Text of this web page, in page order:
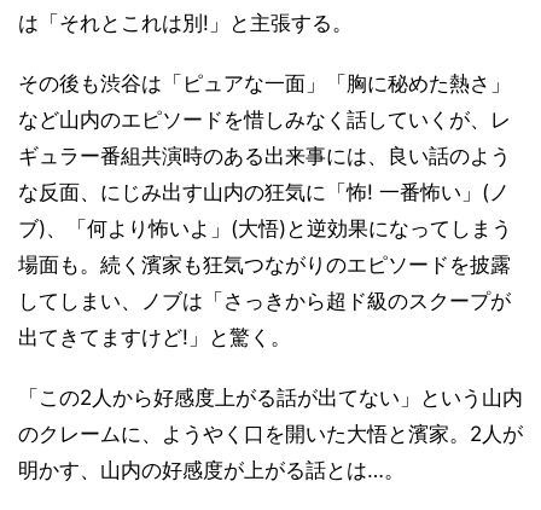
は「それとこれは別!」と主張する。
その後も渋谷は「ピュアな一面」「胸に秘めた熱さ」
など山内のエピソードを惜しみなく話していくが、レ
ギュラー番組共演時のある出来事には、良い話のよう
な反面、にじみ出す山内の狂気に「怖! 一番怖い」(ノ
ブ)、「何より怖いよ」(大悟)と逆効果になってしまう
場面も。続く濱家も狂気つながりのエピソードを披露
してしまい、ノブは「さっきから超ド級のスクープが
出てきてますけど!」と驚く。
「この2人から好感度上がる話が出てない」という山内
のクレームに、ようやく口を開いた大悟と濱家。2人が
明かす、山内の好感度が上がる話とは…。